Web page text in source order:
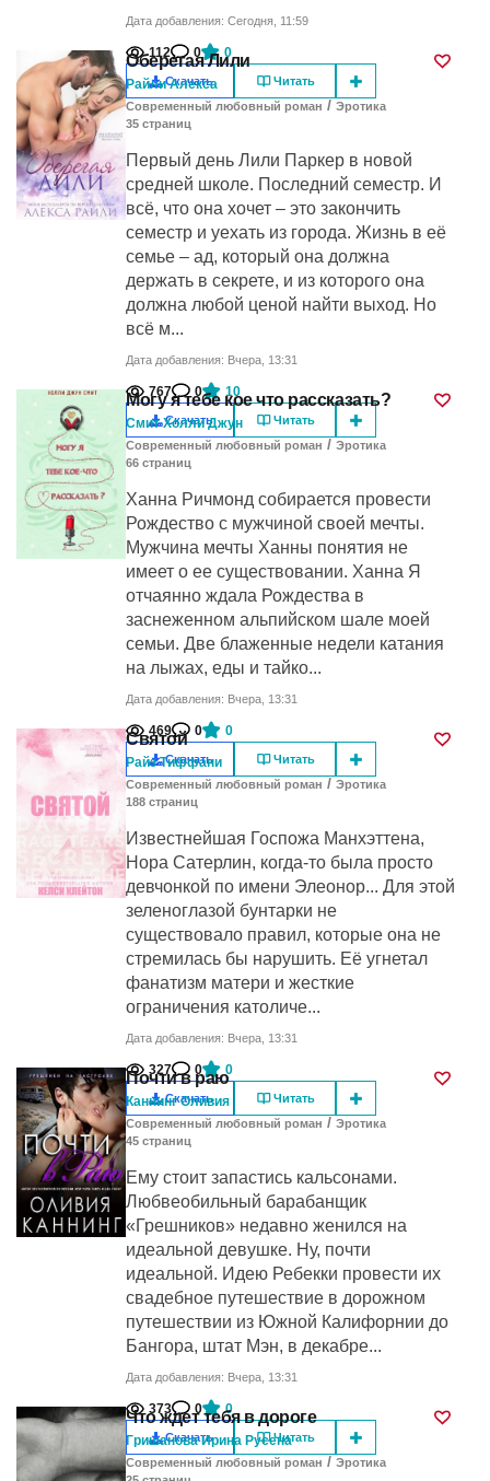
Дата добавления: Сегодня, 11:59
112 0 0
Скачать Читать
Оберегая Лили
Райли Алекса
Современный любовный роман / Эротика
35 cтраниц
Первый день Лили Паркер в новой
средней школе. Последний семестр. И
всё, что она хочет – это закончить
семестр и уехать из города. Жизнь в её
семье – ад, который она должна
держать в секрете, и из которого она
должна любой ценой найти выход. Но
всё м...
Дата добавления: Вчера, 13:31
767 0 10
Скачать Читать
Могу я тебе кое что рассказать?
Смит Холли Джун
Современный любовный роман / Эротика
66 cтраниц
Ханна Ричмонд собирается провести
Рождество с мужчиной своей мечты.
Мужчина мечты Ханны понятия не
имеет о ее существовании. Ханна Я
отчаянно ждала Рождества в
заснеженном альпийском шале моей
семьи. Две блаженные недели катания
на лыжах, еды и тайко...
Дата добавления: Вчера, 13:31
469 0 0
Скачать Читать
Святой
Райз Тиффани
Современный любовный роман / Эротика
188 cтраниц
Известнейшая Госпожа Манхэттена,
Нора Сатерлин, когда-то была просто
девчонкой по имени Элеонор... Для этой
зеленоглазой бунтарки не
существовало правил, которые она не
стремилась бы нарушить. Её угнетал
фанатизм матери и жесткие
ограничения католиче...
Дата добавления: Вчера, 13:31
327 0 0
Скачать Читать
Почти в раю
Каннинг Оливия
Современный любовный роман / Эротика
45 cтраниц
Ему стоит запастись кальсонами.
Любвеобильный барабанщик
«Грешников» недавно женился на
идеальной девушке. Ну, почти
идеальной. Идею Ребекки провести их
свадебное путешествие в дорожном
путешествии из Южной Калифорнии до
Бангора, штат Мэн, в декабре...
Дата добавления: Вчера, 13:31
373 0 0
Скачать Читать
Что ждет тебя в дороге
Гришанова Ирина Русена
Современный любовный роман / Эротика